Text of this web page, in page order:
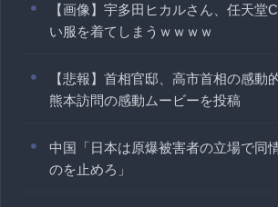
【画像】宇多田ヒカルさん、任天堂
い服を着てしまうｗｗｗｗ
【悲報】首相官邸、高市首相の感動
熊本訪問の感動ムービーを投稿
中国「日本は原爆被害者の立場で同
のを止めろ」